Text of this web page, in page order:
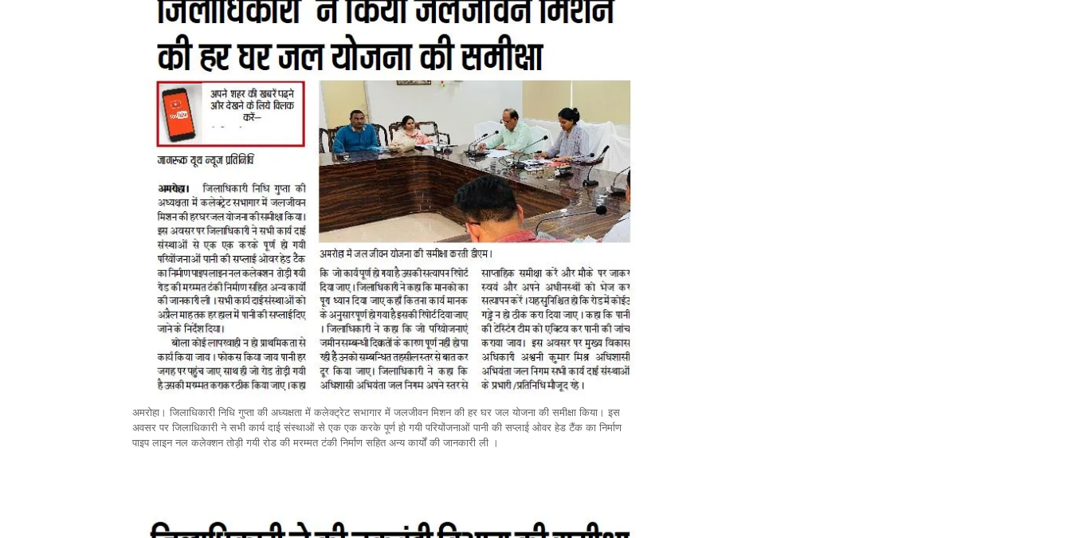
अमरोहा। जिलाधिकारी निधि गुप्ता की अध्यक्षता में कलेक्ट्रेट सभागार में जलजीवन मिशन की हर घर जल योजना की समीक्षा किया। इस
अवसर पर जिलाधिकारी ने सभी कार्य दाई संस्थाओं से एक एक करके पूर्ण हो गयी परियोंजनाओं पानी की सप्लाई ओवर हेड टैंक का निर्माण
पाइप लाइन नल कलेक्शन तोड़ी गयी रोड की मरम्मत टंकी निर्माण सहित अन्य कार्यों की जानकारी ली ।